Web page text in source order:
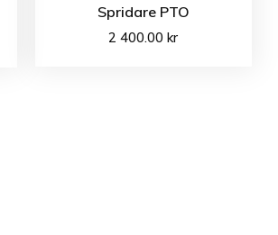
Spridare PTO
2 400.00kr